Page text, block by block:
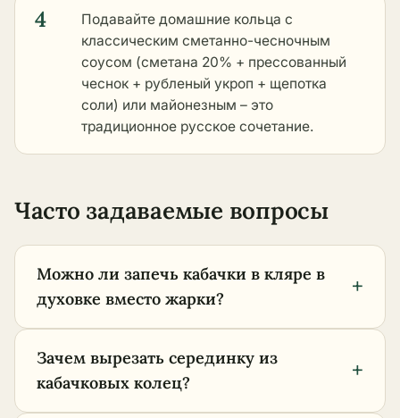
4
Подавайте домашние кольца с
классическим сметанно-чесночным
соусом (сметана 20% + прессованный
чеснок + рубленый укроп + щепотка
соли) или майонезным – это
традиционное русское сочетание.
Часто задаваемые вопросы
Можно ли запечь кабачки в кляре в
духовке вместо жарки?
+
Зачем вырезать серединку из
кабачковых колец?
+